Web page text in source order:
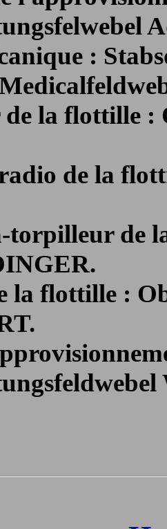
:
la flottille :
de la
torpilleur de
la flottille :